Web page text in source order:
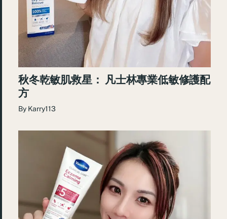
秋冬乾敏肌救星： 凡士林專業低敏修護配
方
By Karry113